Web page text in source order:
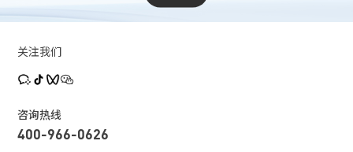
关注我们
咨询热线
400-966-0626